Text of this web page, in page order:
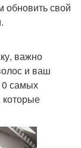
обновить свой
важно
и ваш
самых
которые